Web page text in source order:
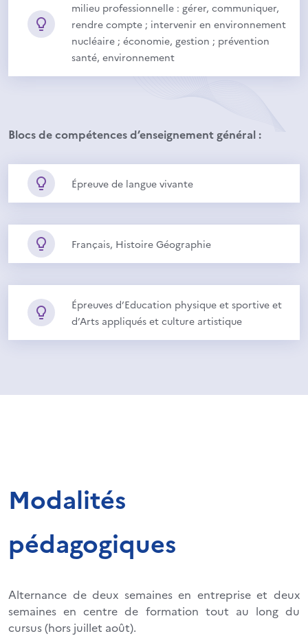
milieu professionnelle : gérer, communiquer,
rendre compte ; intervenir en environnement
nucléaire ; économie, gestion ; prévention
santé, environnement
Blocs de compétences d’enseignement général :
Épreuve de langue vivante
Français, Histoire Géographie
Épreuves d’Education physique et sportive et
d’Arts appliqués et culture artistique
Modalités
pédagogiques
Alternance de deux semaines en entreprise et deux
semaines en centre de formation tout au long du
cursus (hors juillet août).